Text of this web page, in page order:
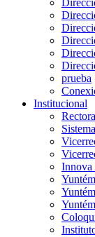
prueba
Institucional
Innova